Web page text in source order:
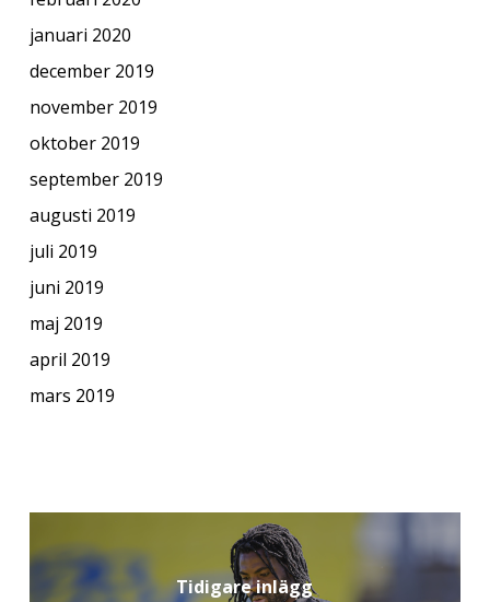
januari 2020
december 2019
november 2019
oktober 2019
september 2019
augusti 2019
juli 2019
juni 2019
maj 2019
april 2019
mars 2019
Tidigare inlägg